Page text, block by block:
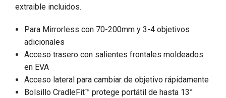
extraible incluidos.
Para Mirrorless con 70-200mm y 3-4 objetivos
adicionales
Acceso trasero con salientes frontales moldeados
en EVA
Acceso lateral para cambiar de objetivo rápidamente
Bolsillo CradleFit™ protege portátil de hasta 13”